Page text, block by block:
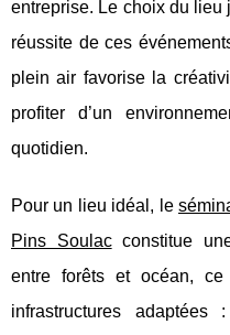
entreprise. Le choix du lieu
réussite de ces
plein air favorise la
profiter d’un
quotidien.
Pour un lieu idéal, le
Pins Soulacconstitue
entre forêts et océan,
infrastructures